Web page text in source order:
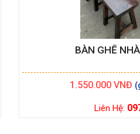
BÀN GHẾ
1.550.000 VNĐ
Liên Hệ: